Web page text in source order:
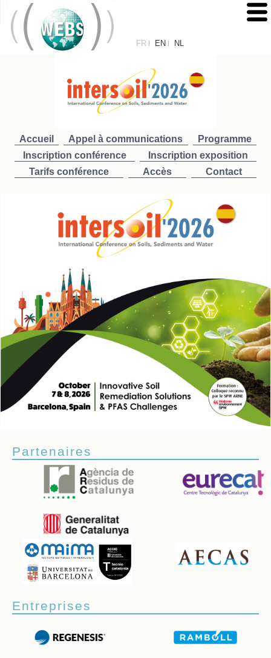
FR | EN | NL
Accueil Appel à communications
Programme
Inscription conférence
Inscription exposition
Tarifs conférence
Accès Contact
Partenaires
Entreprises